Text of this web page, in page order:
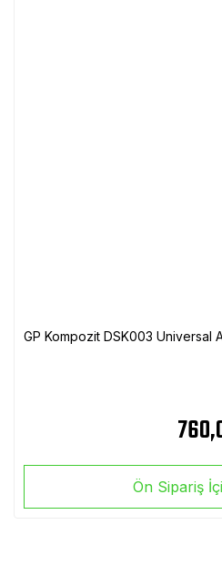
GP Kompozit DSK003 Universal
Ön Sipariş